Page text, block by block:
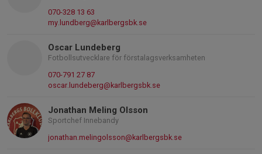
070-328 13 63
my.lundberg@karlbergsbk.se
Oscar Lundeberg
Fotbollsutvecklare för förstalagsverksamheten
070-791 27 87
oscar.lundeberg@karlbergsbk.se
Jonathan Meling Olsson
Sportchef Innebandy
jonathan.melingolsson@karlbergsbk.se